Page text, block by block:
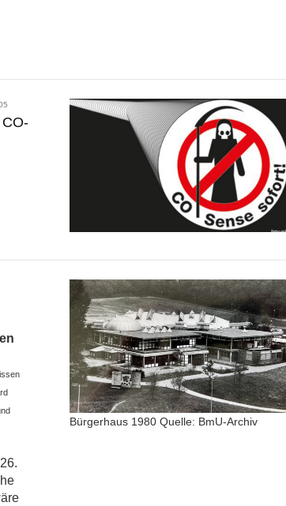
Bürgerhaus 1980 Quelle: BmU-Archiv